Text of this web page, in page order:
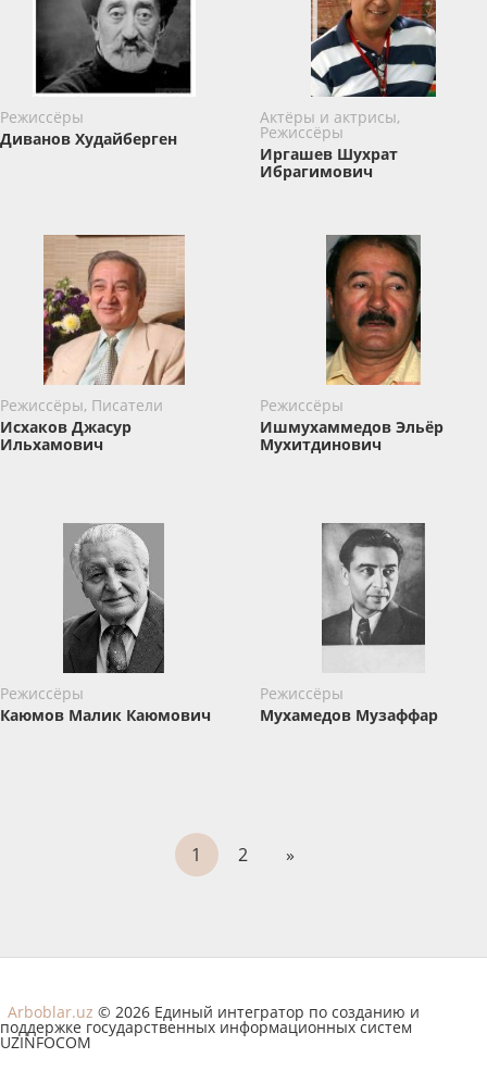
Режиссёры
Диванов Худайберген
Актёры и актрисы,
Режиссёры
Иргашев Шухрат
Ибрагимович
Режиссёры, Писатели
Исхаков Джасур
Ильхамович
Режиссёры
Ишмухаммедов Эльёр
Мухитдинович
Режиссёры
Каюмов Малик Каюмович
Режиссёры
Мухамедов Музаффар
1 2 »
Arboblar.uz © 2026 Единый интегратор по созданию и
поддержке государственных информационных систем
UZINFOCOM